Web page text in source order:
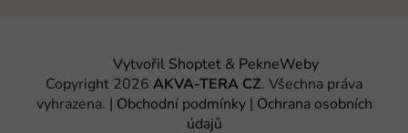
Vytvořil Shoptet& PekneWeby
Copyright 2026 AKVA-TERA CZ. Všechna práva
vyhrazena. | Obchodní podmínky| Ochrana osobních
údajů